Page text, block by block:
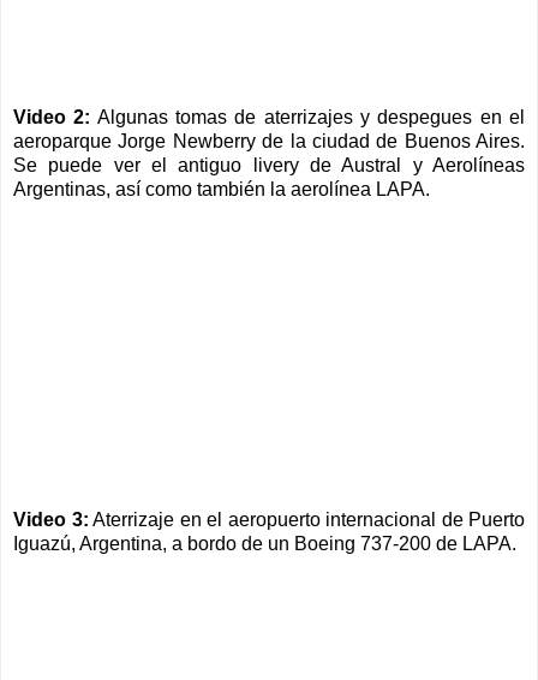
Video 2: Algunas tomas de aterrizajes y despegues en el
aeroparque Jorge Newberry de la ciudad de Buenos Aires.
Se puede ver el antiguo livery de Austral y Aerolíneas
Argentinas, así como también la aerolínea LAPA.
Video 3: Aterrizaje en el aeropuerto internacional de Puerto
Iguazú, Argentina, a bordo de un Boeing 737-200 de LAPA.